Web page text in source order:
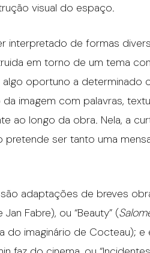
visual do espaço.
interpretado de formas
em torno de um tema
oportuno a determinado
imagem com palavras,
ao longo da obra. Nela, a
pretende ser tanto uma
adaptações de breves
Jan Fabre), ou “Beauty” (
do imaginário de Cocteau); e